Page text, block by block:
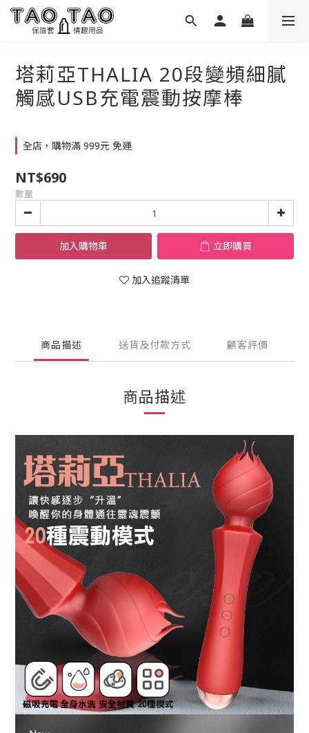
塔莉亞THALIA 20段變頻細膩
觸感USB充電震動按摩棒
全店，購物滿 999元 免運
NT$690
數量
加入購物車 立即購買
加入追蹤清單
商品描述 送貨及付款方式 顧客評價
商品描述